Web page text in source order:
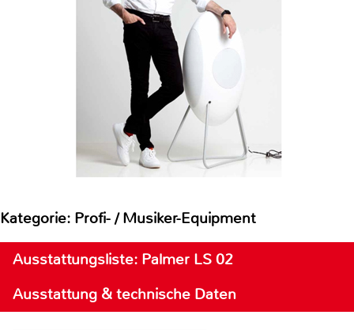
Kategorie: Profi- / Musiker-Equipment
Ausstattungsliste: Palmer LS 02
Ausstattung & technische Daten